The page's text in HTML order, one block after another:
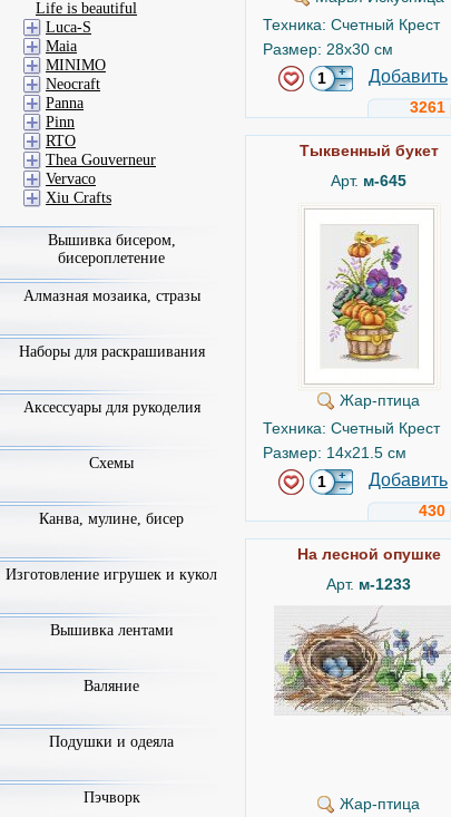
Техника: Счетный Крест
Размер: 28x30 см
Добавить
3261
Тыквенный букет
Арт. м-645
Жар-птица
Техника: Счетный Крест
Размер: 14x21.5 см
Добавить
430
На лесной опушке
Арт. м-1233
Жар-птица
Life is beautiful
Luca-S
Maia
MINIMO
Neocraft
Panna
Pinn
RTO
Thea Gouverneur
Vervaco
Xiu Crafts
Вышивка бисером,
бисероплетение
Алмазная мозаика, стразы
Наборы для раскрашивания
Аксессуары для рукоделия
Схемы
Канва, мулине, бисер
Изготовление игрушек и кукол
Вышивка лентами
Валяние
Подушки и одеяла
Пэчворк